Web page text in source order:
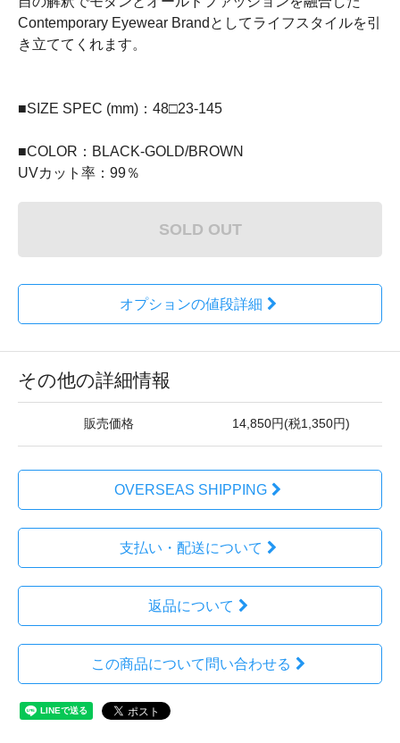
Contemporary Eyewear Brandとしてライフスタイルを引
き立ててくれます。
■SIZE SPEC (mm)：48□23-145
■COLOR：BLACK-GOLD/BROWN
UVカット率：99％
SOLD OUT
オプションの値段詳細
その他の詳細情報
販売価格 14,850円(税1,350円)
OVERSEAS SHIPPING
支払い・配送について
返品について
この商品について問い合わせる